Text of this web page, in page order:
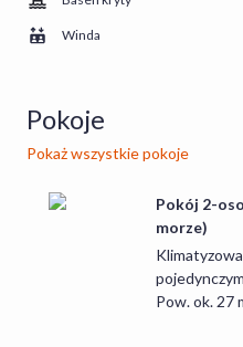
JEDZENIE I PICIE
Dwie hotelowe restauracje
dania kuchni
aromatycznej kawy i
odbija się w falach.
barach, po czym przenosi
Winda
Pokoje
Pokaż wszystkie pokoje
Pokój 2-
morze)
Pow. ok. 27